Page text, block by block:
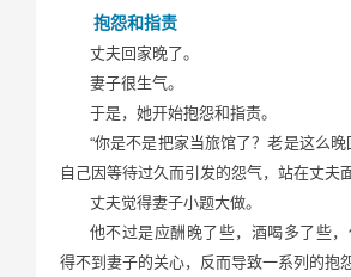
抱怨和指责
丈夫回家晚了。
妻子很生气。
于是，她开始抱怨和指责。
“你是不是把家当旅馆了？老是这么晚
自己因等待过久而引发的怨气，站在丈夫
丈夫觉得妻子小题大做。
他不过是应酬晚了些，酒喝多了些
得不到妻子的关心，反而导致一系列的抱怨